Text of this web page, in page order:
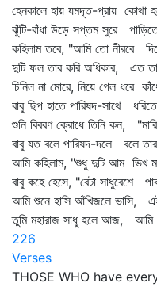
হেনকালে হায় যমদূত-প্রায় কোথা
ঝুঁটি-বাঁধা উড়ে সপ্তম সুরে পাড়িতে
কহিলাম তবে, "আমি তো নীরবে
দুটি ফল তার করি অধিকার, এত
চিনিল না মোরে, নিয়ে গেল ধরে
বাবু ছিপ হাতে পারিষদ-সাথে
শুনি বিবরণ ক্রোধে তিনি কন,
বাবু যত বলে পারিষদ-দলে বলে
আমি কহিলাম, "শুধু দুটি আম ভিখ
বাবু কহে হেসে, "বেটা সাধুবেশে
আমি শুনে হাসি আঁখিজলে ভাসি,
তুমি মহারাজ সাধু হলে আজ,
226
Verses
THOSE WHO have